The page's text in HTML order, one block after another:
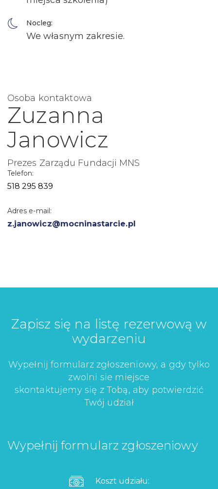
Nocleg:
We własnym zakresie.
Osoba kontaktowa
Zuzanna
Janowicz
Prezes Zarządu Fundacji MNS
Telefon:
518 295 839
Adres e-mail:
z.janowicz@mocninastarcie.pl
Zapisz się na listę rezerwową w
wydarzeniu
Wypełnij formularz zgłoszeniowy, a gdy tylko
zwolni sie miejsce
skontaktujemy się z Tobą, aby potwierdzić
Twój udział
Wypełnij formularz zgłoszeniowy
Koszt udziału: